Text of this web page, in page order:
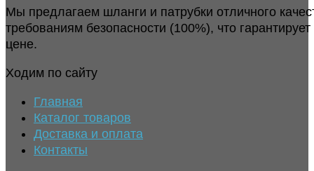
Мы предлагаем шланги и патрубки отличного
требованиям безопасности (100%), что
цене.
Ходим по сайту
Главная
Каталог товаров
Доставка и оплата
Контакты